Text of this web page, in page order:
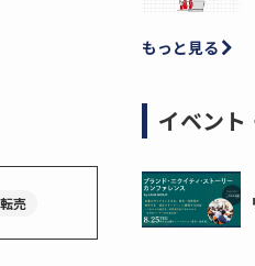
売
もっと見る
イベント